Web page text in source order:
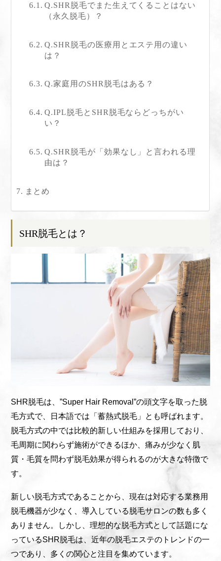
Q.SHR脱毛でまた生えてくることはない
（永久脱毛）？
Q.SHR脱毛の医療用とエステ用の違い
は？
Q.家庭用のSHR脱毛はある？
Q.IPL脱毛とSHR脱毛ならどっちがい
い？
Q.SHR脱毛が「効果なし」と言われる理
由は？
まとめ
SHR脱毛とは？
SHR脱毛は、”Super Hair Removal”の頭文字を取った脱
毛方式で、日本語では「蓄熱式脱毛」とも呼ばれます。
脱毛方式の中では比較的新しい仕組みを採用しており、
毛周期に関わらず施術ができるほか、痛みが少なく肌
質・毛質を問わず脱毛効果が得られるのが大きな特徴で
す。
新しい脱毛方式であることから、現在は対応する業務用
脱毛機器が少なく、導入している脱毛サロンの数も多く
ありません。しかし、理想的な脱毛方式として話題にな
っているSHR脱毛は、近年の脱毛エステのトレンドの一
つであり、多くの関心と注目を集めています。